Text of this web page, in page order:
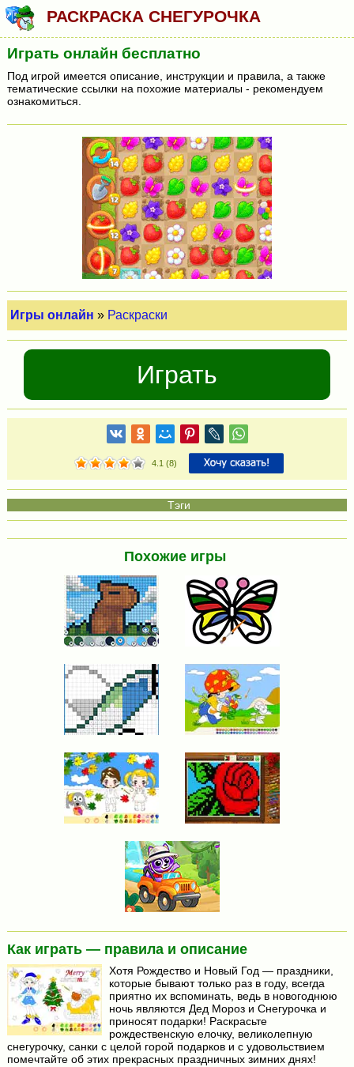
РАСКРАСКА СНЕГУРОЧКА
Играть онлайн бесплатно
Под игрой имеется описание, инструкции и правила, а также
тематические ссылки на похожие материалы - рекомендуем
ознакомиться.
Игры онлайн » Раскраски
Играть
4.1 (8)
Похожие игры
Как играть — правила и описание
Хотя Рождество и Новый Год — праздники,
которые бывают только раз в году, всегда
приятно их вспоминать, ведь в новогоднюю
ночь являются Дед Мороз и Снегурочка и
приносят подарки! Раскрасьте
рождественскую елочку, великолепную
снегурочку, санки с целой горой подарков и с удовольствием
помечтайте об этих прекрасных праздничных зимних днях!